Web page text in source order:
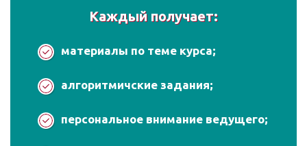
Каждый получает:
материалы по теме курса;
алгоритмичские задания;
персональное внимание ведущего;